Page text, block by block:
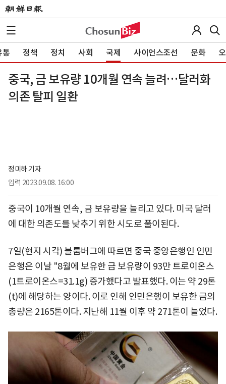
통 정책 정치 사회 국제 사이언스조선 문화
중국, 금 보유량 10개월 연속 늘려…달러화
의존 탈피 일환
정미하 기자
입력 2023.09.08. 16:00
중국이 10개월 연속, 금 보유량을 늘리고 있다. 미국 달러
에 대한 의존도를 낮추기 위한 시도로 풀이된다.
7일(현지 시각) 블룸버그에 따르면 중국 중앙은행인 인민
은행은 이날 "8월에 보유한 금 보유량이 93만 트로이온스
(1트로이온스=31.1g) 증가했다고 발표했다. 이는 약 29톤
(t)에 해당하는 양이다. 이로 인해 인민은행이 보유한 금의
총량은 2165톤이다. 지난해 11월 이후 약 271톤이 늘었다.